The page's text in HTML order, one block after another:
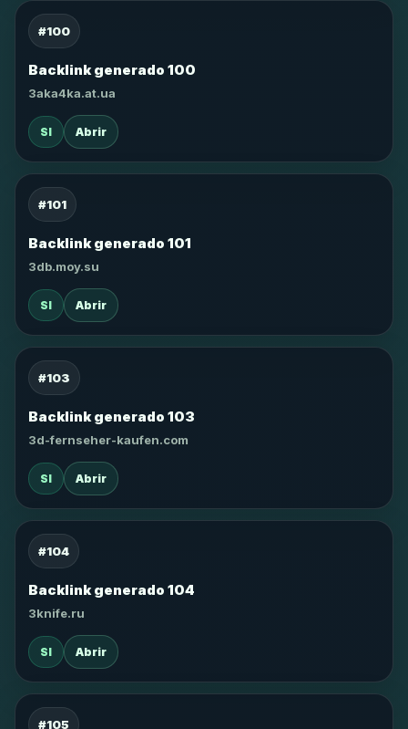
#100
Backlink generado 100
3aka4ka.at.ua
SI Abrir
#101
Backlink generado 101
3db.moy.su
SI Abrir
#103
Backlink generado 103
3d-fernseher-kaufen.com
SI Abrir
#104
Backlink generado 104
3knife.ru
SI Abrir
#105